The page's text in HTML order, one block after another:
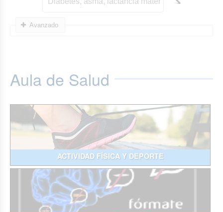
Avanzado
Aula de Salud
ACTIVIDAD FÍSICA Y DEPORTE